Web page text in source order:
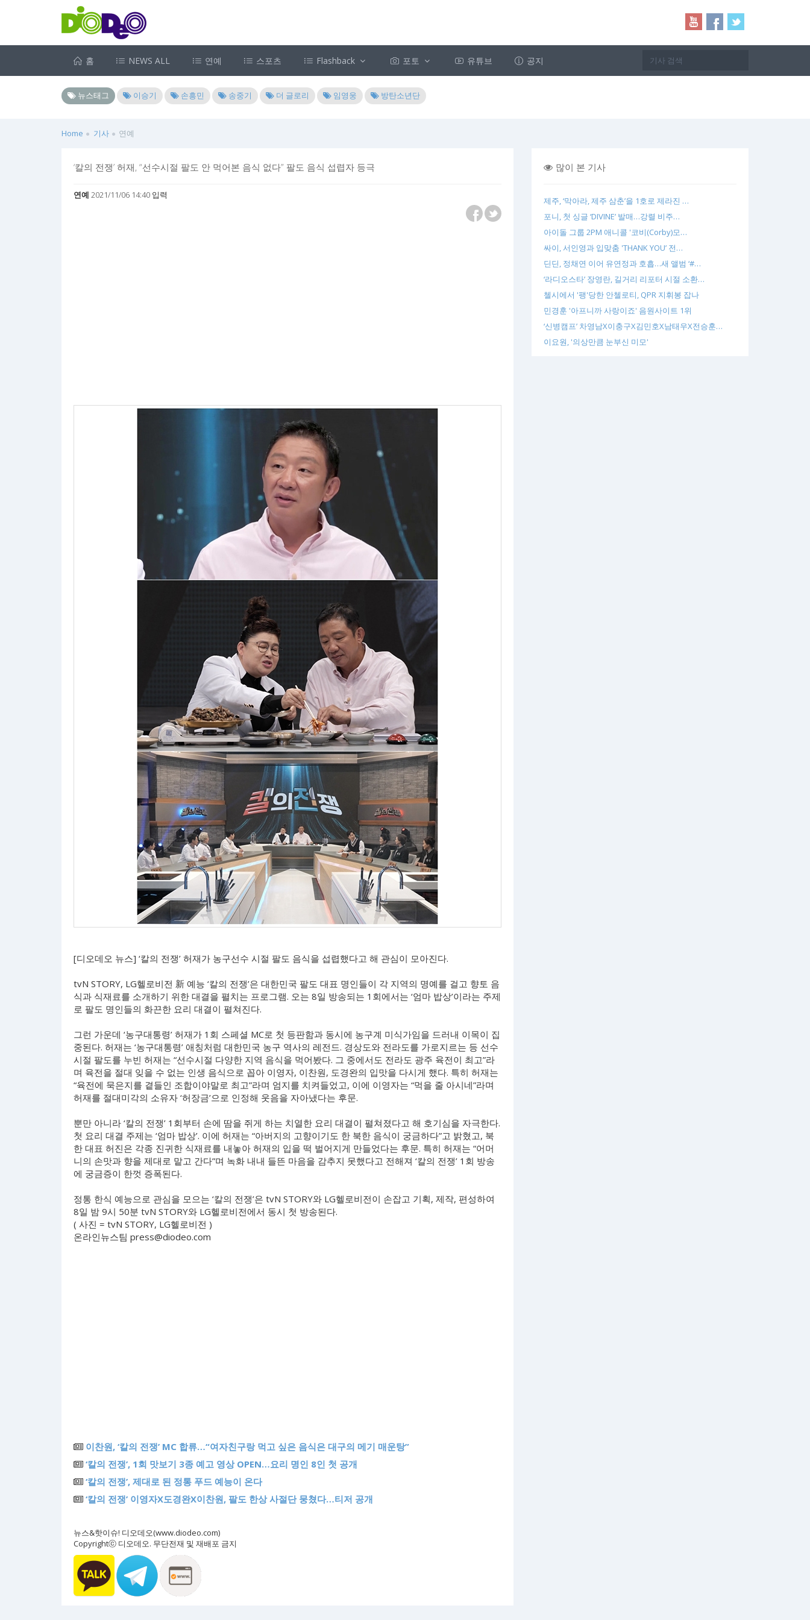
홈 NEWS ALL 연예 스포츠 Flashback 포토 유튜브 공지
뉴스태그 이승기 손흥민 송중기 더 글로리 임영웅 방탄소년단
Home 기사 연예
‘칼의 전쟁’ 허재, “선수시절 팔도 안 먹어본 음식 없다” 팔도 음식 섭렵자 등극
연예 2021/11/06 14:40 입력
[디오데오 뉴스] ‘칼의 전쟁’ 허재가 농구선수 시절 팔도 음식을 섭렵했다고 해 관심이 모아진다.
tvN STORY, LG헬로비전 新 예능 ‘칼의 전쟁’은 대한민국 팔도 대표 명인들이 각 지역의 명예를 걸고 향토 음
식과 식재료를 소개하기 위한 대결을 펼치는 프로그램. 오는 8일 방송되는 1회에서는 ‘엄마 밥상’이라는 주제
로 팔도 명인들의 화끈한 요리 대결이 펼쳐진다.
그런 가운데 ‘농구대통령’ 허재가 1회 스페셜 MC로 첫 등판함과 동시에 농구계 미식가임을 드러내 이목이 집
중된다. 허재는 ‘농구대통령’ 애칭처럼 대한민국 농구 역사의 레전드. 경상도와 전라도를 가로지르는 등 선수
시절 팔도를 누빈 허재는 “선수시절 다양한 지역 음식을 먹어봤다. 그 중에서도 전라도 광주 육전이 최고”라
며 육전을 절대 잊을 수 없는 인생 음식으로 꼽아 이영자, 이찬원, 도경완의 입맛을 다시게 했다. 특히 허재는
“육전에 묵은지를 곁들인 조합이야말로 최고”라며 엄지를 치켜들었고, 이에 이영자는 “먹을 줄 아시네”라며
허재를 절대미각의 소유자 ‘허장금’으로 인정해 웃음을 자아냈다는 후문.
뿐만 아니라 ‘칼의 전쟁’ 1회부터 손에 땀을 쥐게 하는 치열한 요리 대결이 펼쳐졌다고 해 호기심을 자극한다.
첫 요리 대결 주제는 ‘엄마 밥상’. 이에 허재는 “아버지의 고향이기도 한 북한 음식이 궁금하다”고 밝혔고, 북
한 대표 허진은 각종 진귀한 식재료를 내놓아 허재의 입을 떡 벌어지게 만들었다는 후문. 특히 허재는 “어머
니의 손맛과 향을 제대로 맡고 간다”며 녹화 내내 들뜬 마음을 감추지 못했다고 전해져 ‘칼의 전쟁’ 1회 방송
에 궁금증이 한껏 증폭된다.
정통 한식 예능으로 관심을 모으는 ‘칼의 전쟁’은 tvN STORY와 LG헬로비전이 손잡고 기획, 제작, 편성하여
8일 밤 9시 50분 tvN STORY와 LG헬로비전에서 동시 첫 방송된다.
( 사진 = tvN STORY, LG헬로비전 )
온라인뉴스팀 press@diodeo.com
이찬원, ‘칼의 전쟁’ MC 합류…“여자친구랑 먹고 싶은 음식은 대구의 메기 매운탕”
‘칼의 전쟁’, 1회 맛보기 3종 예고 영상 OPEN…요리 명인 8인 첫 공개
‘칼의 전쟁’, 제대로 된 정통 푸드 예능이 온다
‘칼의 전쟁’ 이영자X도경완X이찬원, 팔도 한상 사절단 뭉쳤다…티저 공개
뉴스&핫이슈! 디오데오(www.diodeo.com)
Copyrightⓒ 디오데오. 무단전재 및 재배포 금지
많이 본 기사
제주, ‘막아라, 제주 삼춘’을 1호로 제라진 …
포니, 첫 싱글 ‘DIVINE’ 발매…강렬 비주…
아이돌 그룹 2PM 애니콜 '코비(Corby)모…
싸이, 서인영과 입맞춤 'THANK YOU’ 전…
딘딘, 정채연 이어 유연정과 호흡…새 앨범 ‘#…
‘라디오스타’ 장영란, 길거리 리포터 시절 소환…
첼시에서 '팽'당한 안첼로티, QPR 지휘봉 잡나
민경훈 '아프니까 사랑이죠' 음원사이트 1위
‘신병캠프’ 차영남X이충구X김민호X남태우X전승훈…
이요원, '의상만큼 눈부신 미모'